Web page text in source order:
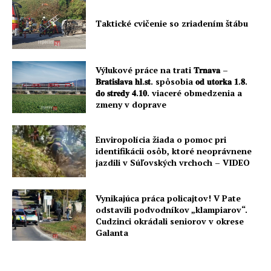
Taktické cvičenie so zriadením štábu
Výlukové práce na trati 𝐓𝐫𝐧𝐚𝐯𝐚 –
𝐁𝐫𝐚𝐭𝐢𝐬𝐥𝐚𝐯𝐚 𝐡𝐥.𝐬𝐭. spôsobia 𝐨𝐝 𝐮𝐭𝐨𝐫𝐤𝐚 𝟏.𝟖.
𝐝𝐨 𝐬𝐭𝐫𝐞𝐝𝐲 𝟒.𝟏𝟎. viaceré obmedzenia a
zmeny v doprave
Enviropolícia žiada o pomoc pri
identifikácii osôb, ktoré neoprávnene
jazdili v Súľovských vrchoch – VIDEO
Vynikajúca práca policajtov! V Pate
odstavili podvodníkov „klampiarov“.
Cudzinci okrádali seniorov v okrese
Galanta